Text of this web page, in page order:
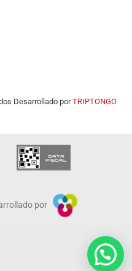
Desarrollado porTRIPTONGO
por